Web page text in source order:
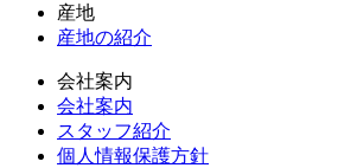
産地
産地の紹介
会社案内
会社案内
スタッフ紹介
個人情報保護方針